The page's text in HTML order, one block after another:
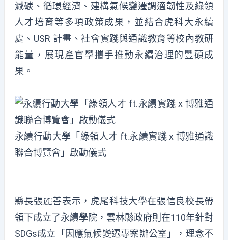
減碳、循環經濟、建構氣候變遷調適韌性及綠領
人才培育等多項政策成果，並結合虎科大永續
處、USR 計畫、社會實踐與通識教育等校內教研
能量，展現產官學攜手推動永續治理的豐碩成
果。
永續行動大學「綠領人才 ft.永續實踐 x 博雅通識
聯合博覽會」啟動儀式
縣長張麗善表示，虎尾科技大學在張信良校長帶
領下成立了永續學院，雲林縣政府則在110年針對
SDGs成立「因應氣候變遷專案辦公室」，理念不